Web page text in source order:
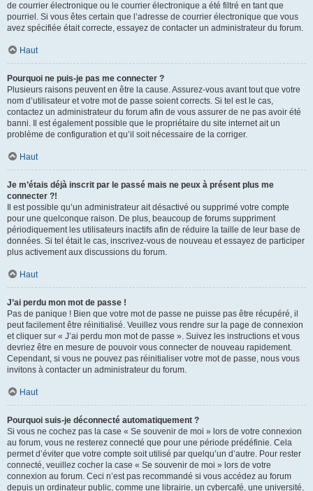
de courrier électronique ou le courrier électronique a été filtré en tant que
pourriel. Si vous êtes certain que l’adresse de courrier électronique que vous
avez spécifiée était correcte, essayez de contacter un administrateur du forum.
Haut
Pourquoi ne puis-je pas me connecter ?
Plusieurs raisons peuvent en être la cause. Assurez-vous avant tout que votre
nom d’utilisateur et votre mot de passe soient corrects. Si tel est le cas,
contactez un administrateur du forum afin de vous assurer de ne pas avoir été
banni. Il est également possible que le propriétaire du site internet ait un
problème de configuration et qu’il soit nécessaire de la corriger.
Haut
Je m’étais déjà inscrit par le passé mais ne peux à présent plus me
connecter ?!
Il est possible qu’un administrateur ait désactivé ou supprimé votre compte
pour une quelconque raison. De plus, beaucoup de forums suppriment
périodiquement les utilisateurs inactifs afin de réduire la taille de leur base de
données. Si tel était le cas, inscrivez-vous de nouveau et essayez de participer
plus activement aux discussions du forum.
Haut
J’ai perdu mon mot de passe !
Pas de panique ! Bien que votre mot de passe ne puisse pas être récupéré, il
peut facilement être réinitialisé. Veuillez vous rendre sur la page de connexion
et cliquer sur « J’ai perdu mon mot de passe ». Suivez les instructions et vous
devriez être en mesure de pouvoir vous connecter de nouveau rapidement.
Cependant, si vous ne pouvez pas réinitialiser votre mot de passe, nous vous
invitons à contacter un administrateur du forum.
Haut
Pourquoi suis-je déconnecté automatiquement ?
Si vous ne cochez pas la case « Se souvenir de moi » lors de votre connexion
au forum, vous ne resterez connecté que pour une période prédéfinie. Cela
permet d’éviter que votre compte soit utilisé par quelqu’un d’autre. Pour rester
connecté, veuillez cocher la case « Se souvenir de moi » lors de votre
connexion au forum. Ceci n’est pas recommandé si vous accédez au forum
depuis un ordinateur public, comme une librairie, un cybercafé, une université,